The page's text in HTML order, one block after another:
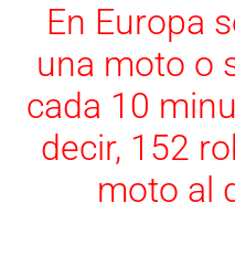
En Europa
una moto o
cada 10
decir, 152
moto al